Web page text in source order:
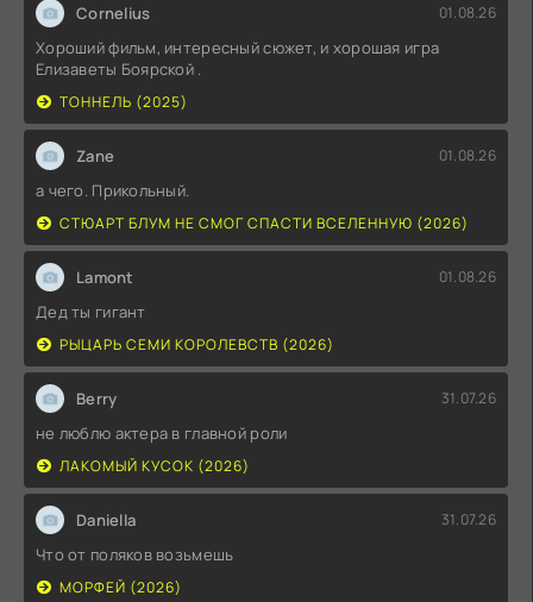
Cornelius 01.08.26
Хороший фильм, интересный сюжет, и хорошая игра
Елизаветы Боярской .
ТОННЕЛЬ (2025)
Zane 01.08.26
а чего. Прикольный.
СТЮАРТ БЛУМ НЕ СМОГ СПАСТИ ВСЕЛЕННУЮ (2026)
Lamont 01.08.26
Дед ты гигант
РЫЦАРЬ СЕМИ КОРОЛЕВСТВ (2026)
Berry 31.07.26
не люблю актера в главной роли
ЛАКОМЫЙ КУСОК (2026)
Daniella 31.07.26
Что от поляков возьмешь
МОРФЕЙ (2026)